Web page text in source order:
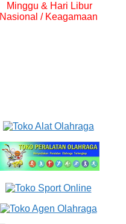
Minggu & Hari Libur
Nasional / Keagamaan